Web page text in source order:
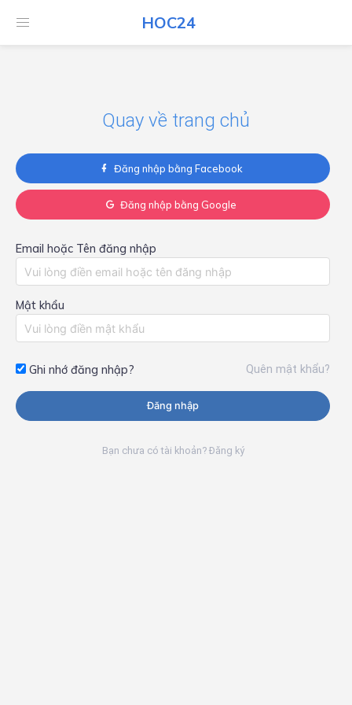
HOC24
HOC24
Quay về trang chủ
Đăng nhập bằng Facebook
Đăng nhập bằng Google
Email hoặc Tên đăng nhập
Mật khẩu
Ghi nhớ đăng nhập? Quên mật khẩu?
Đăng nhập
Bạn chưa có tài khoản? Đăng ký